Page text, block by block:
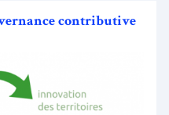
contributive